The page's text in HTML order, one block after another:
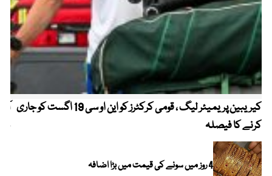
کیریبین پریمیئر لیگ ، قومی کرکٹرز کو این او سی 19 اگست کو جاری
کرنے کا فیصلہ
4 روز میں سونے کی قیمت میں بڑا اضافہ